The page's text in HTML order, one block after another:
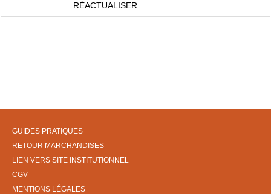
RÉACTUALISER
GUIDES PRATIQUES
RETOUR MARCHANDISES
LIEN VERS SITE INSTITUTIONNEL
CGV
MENTIONS LÉGALES